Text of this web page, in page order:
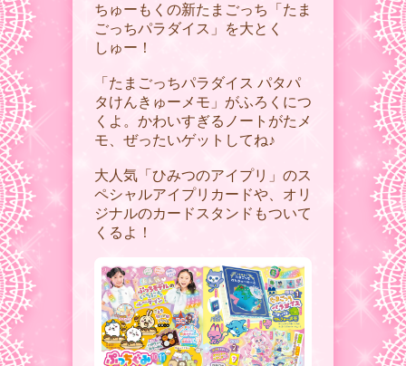
ちゅーもくの新たまごっち「たま
ごっちパラダイス」を大とく
しゅー！
「たまごっちパラダイス パタパ
タけんきゅーメモ」がふろくにつ
くよ。かわいすぎるノートがたメ
モ、ぜったいゲットしてね♪
大人気「ひみつのアイプリ」のス
ペシャルアイプリカードや、オリ
ジナルのカードスタンドもついて
くるよ！